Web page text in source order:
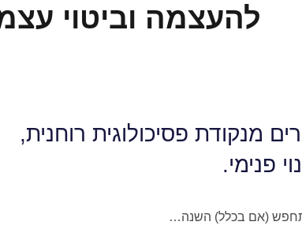
להעצמה וביטוי
מנקודת פסיכולוגית רוחנית,
פנימי.
(אם בכלל) השנה…